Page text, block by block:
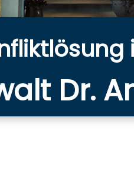
Dr.